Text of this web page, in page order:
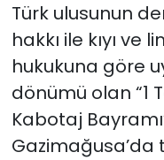
Türk ulusunun
hakkı ile kıyı ve
hukukuna göre
dönümü olan “1
Kabotaj
Gazimağusa’da
Spor
Teknoloji
TÜRKiYE